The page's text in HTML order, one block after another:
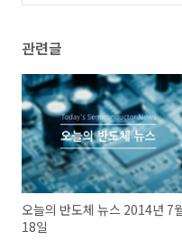
관련글
오늘의 반도체 뉴스 2014년 7
18일